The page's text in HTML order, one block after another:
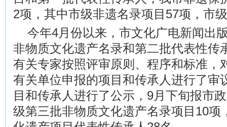
2项，其中市级非遗名录项目57项，市
今年4月份以来，市文化广电新闻出
非物质文化遗产名录和第二批代表性传
有关专家按照评审原则、程序和标准，
有关单位申报的项目和传承人进行了审
目和传承人进行了公示，9月下旬报市
级第三批非物质文化遗产名录项目10项